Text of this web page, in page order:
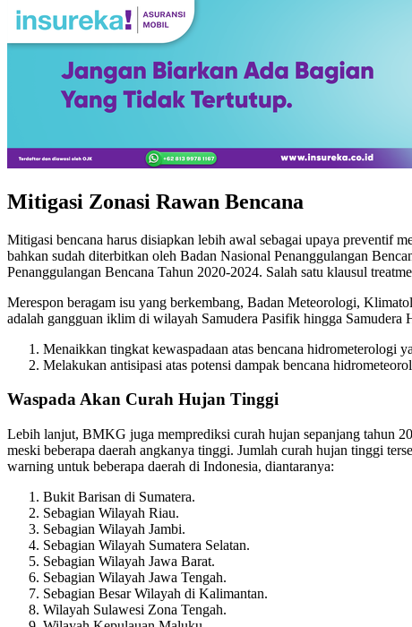
Mitigasi Zonasi Rawan Bencana
Mitigasi bencana harus disiapkan lebih awal sebagai upaya preventif
bahkan sudah diterbitkan oleh Badan Nasional Penanggulangan
Penanggulangan Bencana Tahun 2020-2024. Salah satu klausul
Merespon beragam isu yang berkembang, Badan Meteorologi,
adalah gangguan iklim di wilayah Samudera Pasifik hingga Samudera
Menaikkan tingkat kewaspadaan atas bencana hidrometerologi
Melakukan antisipasi atas potensi dampak bencana
Waspada Akan Curah Hujan Tinggi
Lebih lanjut, BMKG juga memprediksi curah hujan sepanjang tahun
meski beberapa daerah angkanya tinggi. Jumlah curah hujan tinggi
warning untuk beberapa daerah di Indonesia, diantaranya:
Bukit Barisan di Sumatera.
Sebagian Wilayah Riau.
Sebagian Wilayah Jambi.
Sebagian Wilayah Sumatera Selatan.
Sebagian Wilayah Jawa Barat.
Sebagian Wilayah Jawa Tengah.
Sebagian Besar Wilayah di Kalimantan.
Wilayah Sulawesi Zona Tengah.